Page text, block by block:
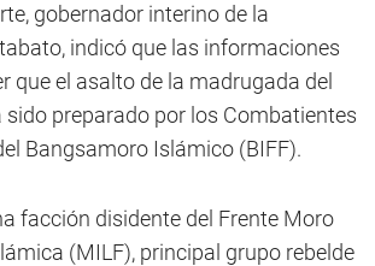
gobernador interino de la
indicó que las informaciones
que el asalto de la madrugada del
sido preparado por los Combatientes
Bangsamoro Islámico (BIFF).
facción disidente del Frente Moro
(MILF), principal grupo rebelde